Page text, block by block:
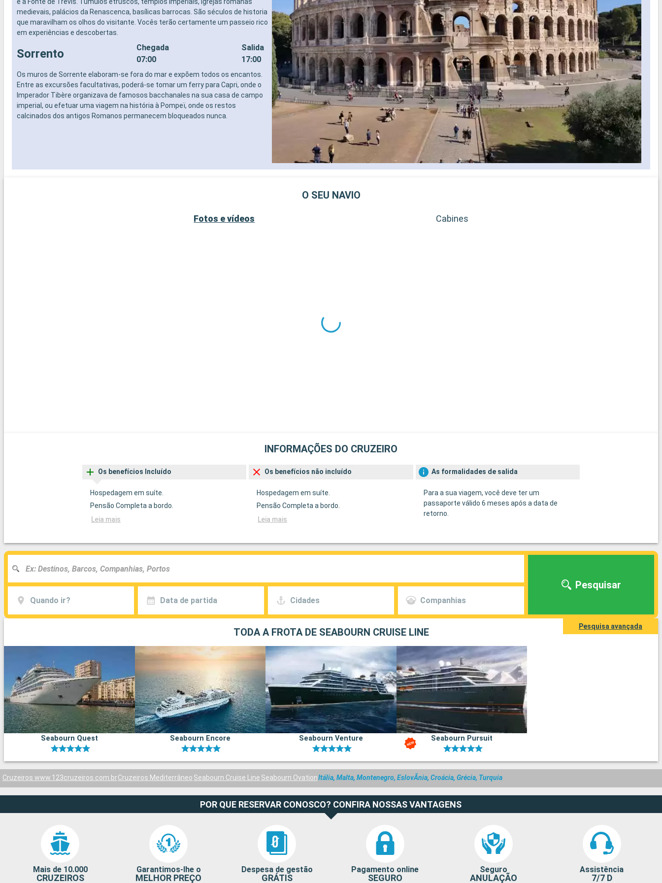
medievais, palácios da Renascenca, basílicas barrocas. São séculos de historia
que maravilham os olhos do visitante. Vocês terão certamente um passeio rico
em experiências e descobertas.
Sorrento
Chegada
07:00
Salida
17:00
Os muros de Sorrente elaboram-se fora do mar e expõem todos os encantos.
Entre as excursões facultativas, poderá-se tomar um ferry para Capri, onde o
Imperador Tibère organizava de famosos bacchanales na sua casa de campo
imperial, ou efetuar uma viagem na história à Pompeï, onde os restos
calcinados dos antigos Romanos permanecem bloqueados nunca.
O SEU NAVIO
Fotos e vídeos Cabines
INFORMAÇÕES DO CRUZEIRO
Os benefícios Incluído
Hospedagem em suíte.
Pensão Completa a bordo.
Leia mais
Os benefícios não incluído
Hospedagem em suíte.
Pensão Completa a bordo.
Leia mais
As formalidades de salida
Para a sua viagem, você deve ter um
passaporte válido 6 meses após a data de
retorno.
Quando ir? Data de partida Cidades Companhias
Pesquisar
Pesquisa avançada
TODA A FROTA DE SEABOURN CRUISE LINE
Seabourn Quest Seabourn Encore Seabourn Venture Seabourn Pursuit
Cruzeiros www.123cruzeiros.com.brCruzeiros Mediterrâneo Seabourn Cruise Line Seabourn OvationItália, Malta, Montenegro, EslovÃnia, Croácia, Grécia, Turquia
POR QUE RESERVAR CONOSCO? CONFIRA NOSSAS VANTAGENS
Mais de 10.000
CRUZEIROS
Garantimos-lhe o
MELHOR PREÇO
Despesa de gestão
GRÁTIS
Pagamento online
SEGURO
Seguro
ANULAÇÃO
Assistência
7/7 D